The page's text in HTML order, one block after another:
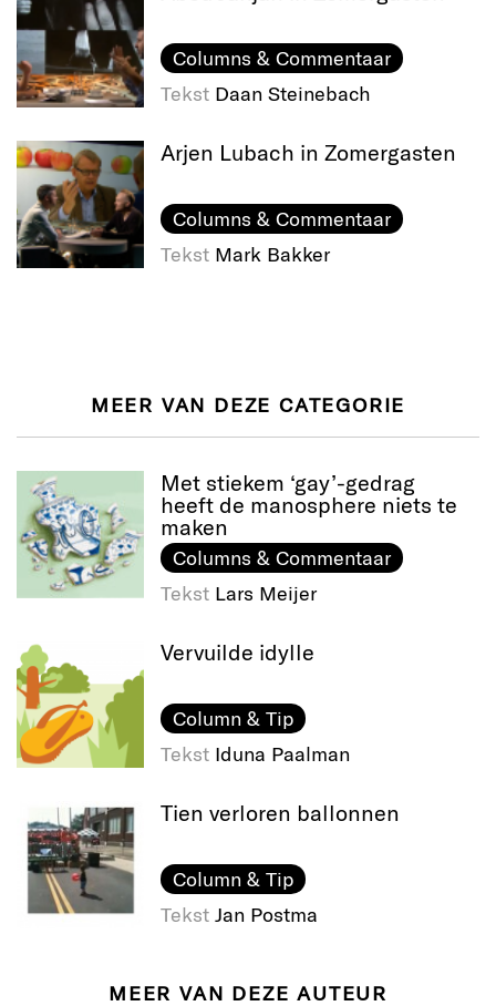
Columns & Commentaar
Tekst Daan Steinebach
Arjen Lubach in Zomergasten
Columns & Commentaar
Tekst Mark Bakker
MEER VAN DEZE CATEGORIE
Met stiekem ‘gay’-gedrag
heeft de manosphere niets te
maken
Columns & Commentaar
Tekst Lars Meijer
Vervuilde idylle
Column & Tip
Tekst Iduna Paalman
Tien verloren ballonnen
Column & Tip
Tekst Jan Postma
MEER VAN DEZE AUTEUR